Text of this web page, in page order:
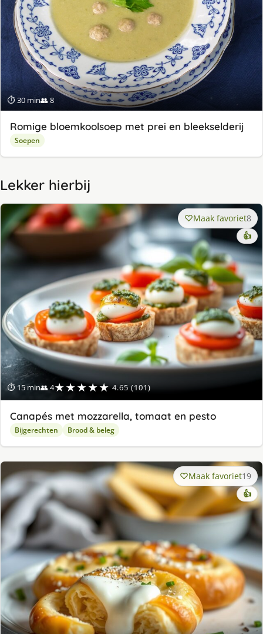
⏱ 30 min👥 8
Romige bloemkoolsoep met prei en bleekselderij
Soepen
Lekker hierbij
⏱ 15 min👥 4★★★★★ 4.65 (101)
Maak favoriet8
👍
Canapés met mozzarella, tomaat en pesto
Bijgerechten Brood & beleg
Maak favoriet19
👍